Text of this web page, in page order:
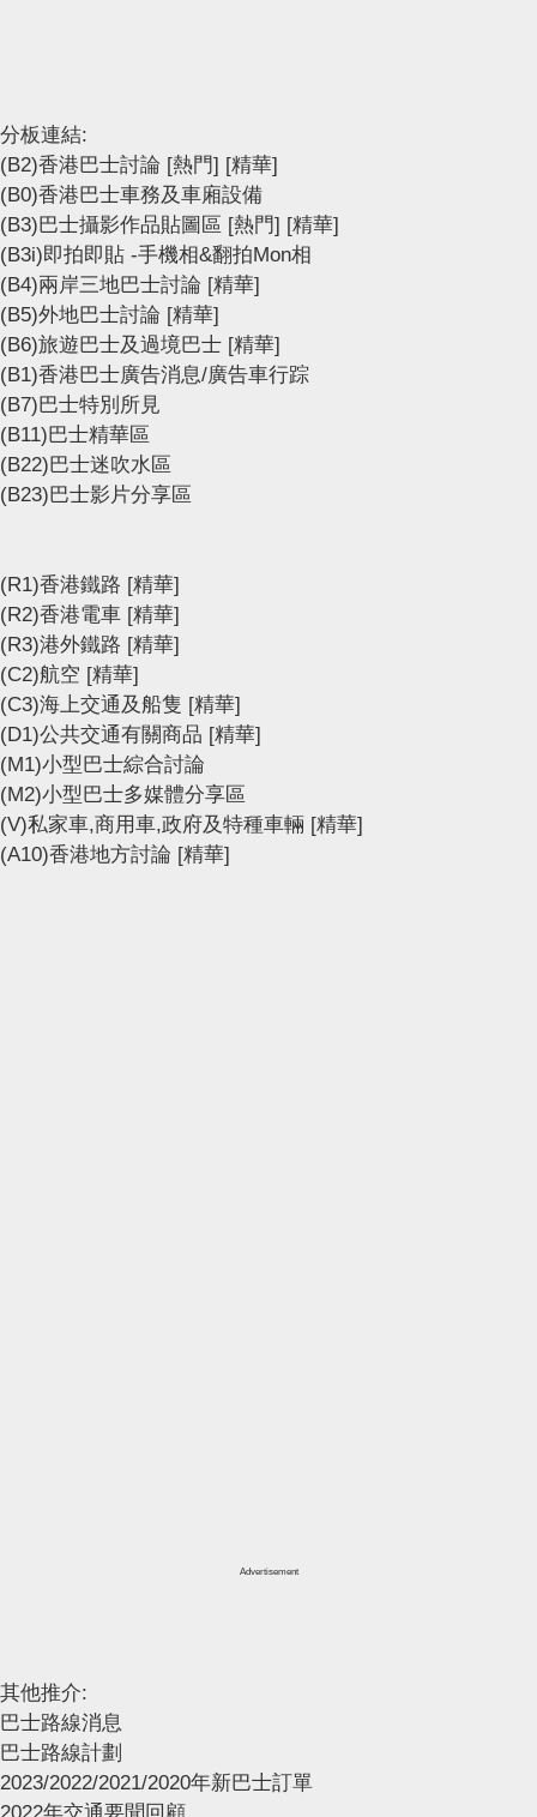
分板連結:
(B2)香港巴士討論 [熱門] [精華]
(B0)香港巴士車務及車廂設備
(B3)巴士攝影作品貼圖區 [熱門] [精華]
(B3i)即拍即貼 -手機相&翻拍Mon相
(B4)兩岸三地巴士討論 [精華]
(B5)外地巴士討論 [精華]
(B6)旅遊巴士及過境巴士 [精華]
(B1)香港巴士廣告消息/廣告車行踪
(B7)巴士特別所見
(B11)巴士精華區
(B22)巴士迷吹水區
(B23)巴士影片分享區
(R1)香港鐵路 [精華]
(R2)香港電車 [精華]
(R3)港外鐵路 [精華]
(C2)航空 [精華]
(C3)海上交通及船隻 [精華]
(D1)公共交通有關商品 [精華]
(M1)小型巴士綜合討論
(M2)小型巴士多媒體分享區
(V)私家車,商用車,政府及特種車輛 [精華]
(A10)香港地方討論 [精華]
Advertisement
其他推介:
巴士路線消息
巴士路線計劃
2023/2022/2021/2020年新巴士訂單
2022年交通要聞回顧